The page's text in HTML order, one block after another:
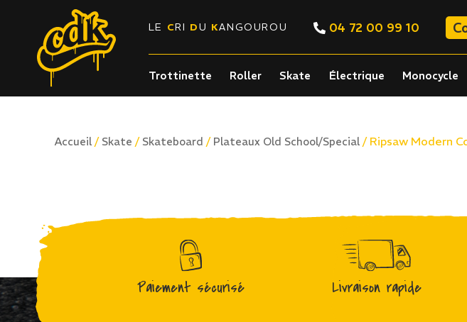
LE CRI DU KANGOUROU 04 72 00 99 10
Trottinette Roller Skate Électrique Monocycle
Accueil / Skate / Skateboard / Plateaux Old School/Special / Ripsaw Modern
Paiement sécurisé Livraison rapide